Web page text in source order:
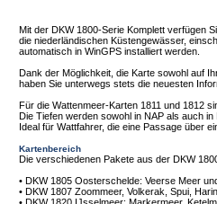
Mit der DKW 1800-Serie Komplett verfügen
die niederländischen Küstengewässer,
automatisch in WinGPS installiert werden.
Dank der Möglichkeit, die Karte sowohl auf
haben Sie unterwegs stets die neuesten
Für die Wattenmeer-Karten 1811 und 1812
Die Tiefen werden sowohl in NAP als auch
Ideal für Wattfahrer, die eine Passage über
Kartenbereich
Die verschiedenen Pakete aus der DKW
• DKW 1805 Oosterschelde: Veerse Meer
• DKW 1807 Zoommeer, Volkerak, Spui,